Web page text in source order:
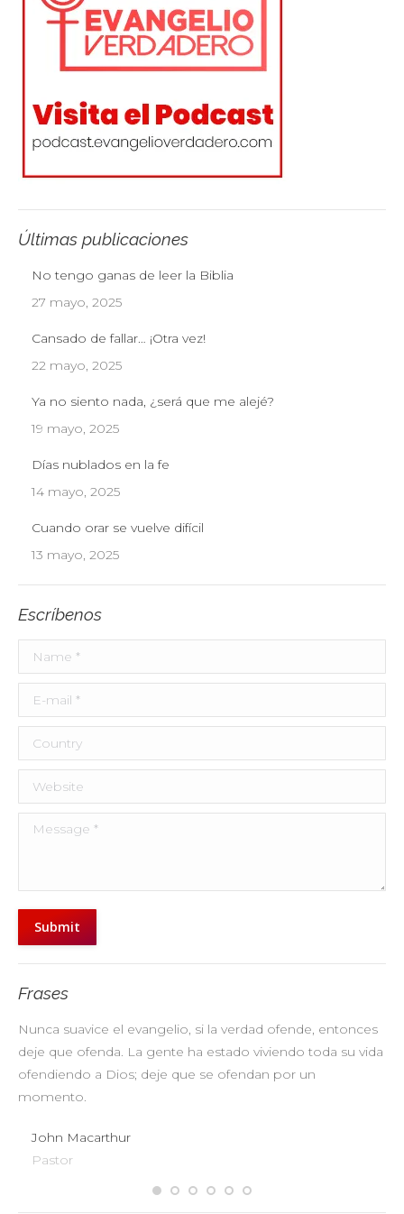
Últimas publicaciones
No tengo ganas de leer la Biblia
27 mayo, 2025
Cansado de fallar… ¡Otra vez!
22 mayo, 2025
Ya no siento nada, ¿será que me alejé?
19 mayo, 2025
Días nublados en la fe
14 mayo, 2025
Cuando orar se vuelve difícil
13 mayo, 2025
Escríbenos
Name *
E-mail *
Country
Website
Message *
Submit
Frases
Nunca suavice el evangelio, si la verdad ofende, entonces
deje que ofenda. La gente ha estado viviendo toda su vida
ofendiendo a Dios; deje que se ofendan por un
momento.
John Macarthur
Pastor